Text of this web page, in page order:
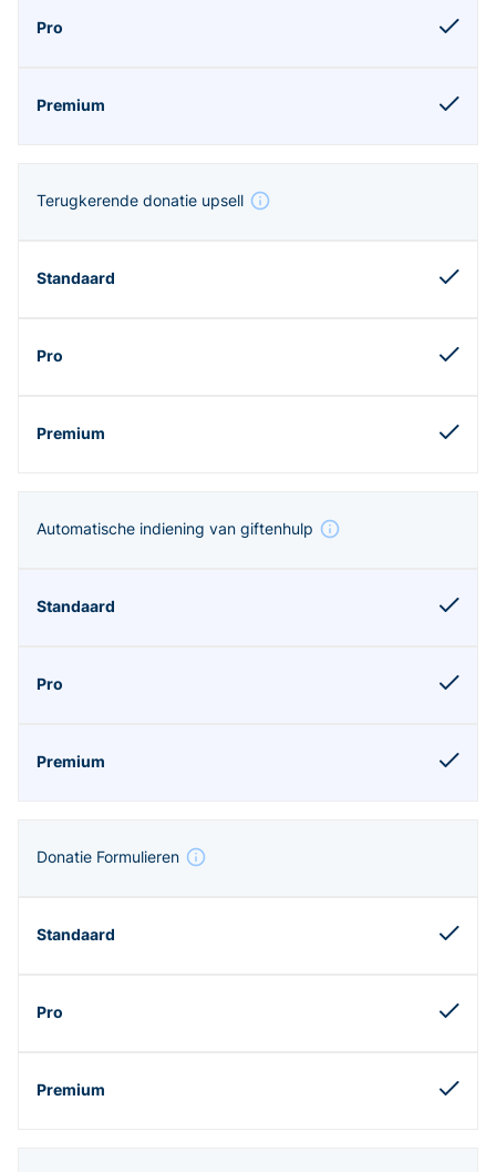
Terugkerende donatie upsell
Automatische indiening van giftenhulp
Donatie Formulieren